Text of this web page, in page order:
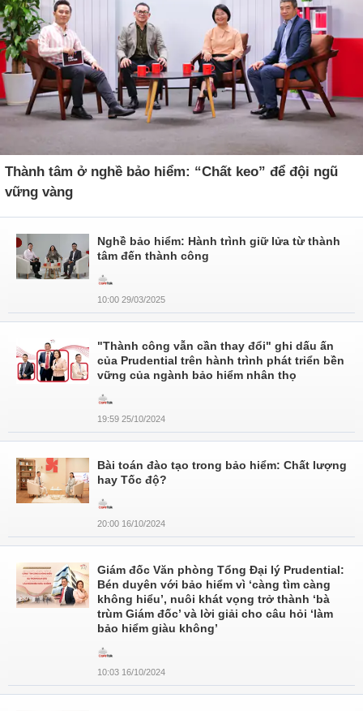
Thành tâm ở nghề bảo hiểm: “Chất keo” để đội ngũ
vững vàng
Nghề bảo hiểm: Hành trình giữ lửa từ thành
tâm đến thành công
10:00 29/03/2025
"Thành công vẫn cần thay đổi" ghi dấu ấn
của Prudential trên hành trình phát triển bền
vững của ngành bảo hiểm nhân thọ
19:59 25/10/2024
Bài toán đào tạo trong bảo hiểm: Chất lượng
hay Tốc độ?
20:00 16/10/2024
Giám đốc Văn phòng Tổng Đại lý Prudential:
Bén duyên với bảo hiểm vì ‘càng tìm càng
không hiểu’, nuôi khát vọng trở thành ‘bà
trùm Giám đốc’ và lời giải cho câu hỏi ‘làm
bảo hiểm giàu không’
10:03 16/10/2024